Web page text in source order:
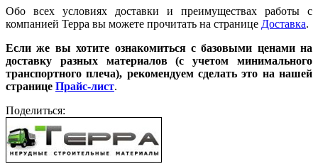
Обо всех условиях доставки и преимуществах работы с
компанией Терра вы можете прочитать на странице Доставка.
Если же вы хотите ознакомиться с базовыми ценами на
доставку разных материалов (с учетом минимального
транспортного плеча), рекомендуем сделать это на нашей
странице Прайс-лист.
Поделиться: